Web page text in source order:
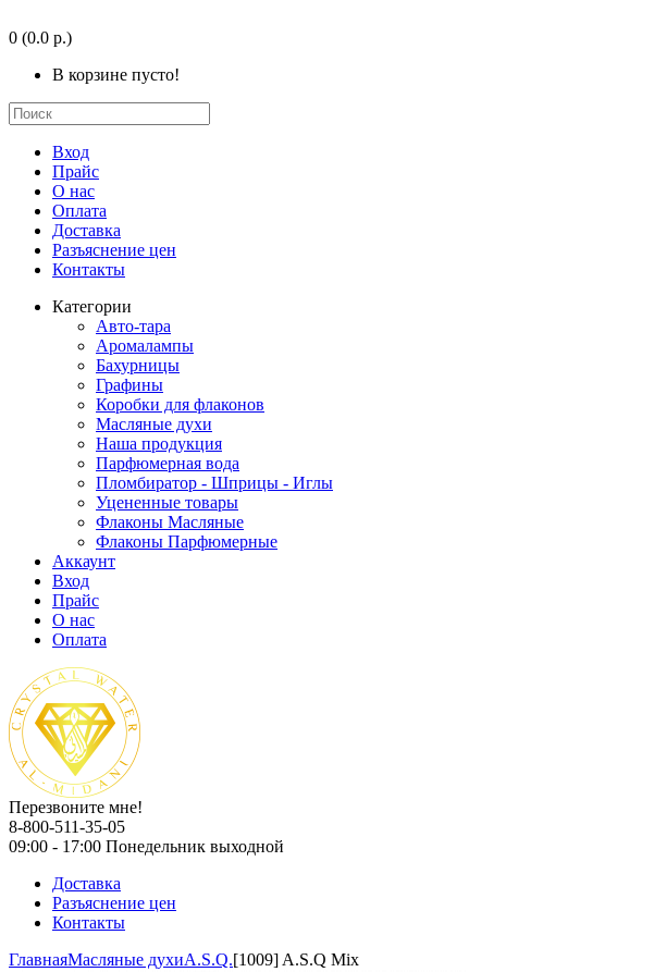
0 (0.0 р.)
В корзине пусто!
Вход
Прайс
О нас
Оплата
Доставка
Разъяснение цен
Контакты
Категории
Авто-тара
Аромалампы
Бахурницы
Графины
Коробки для флаконов
Масляные духи
Наша продукция
Парфюмерная вода
Пломбиратор - Шприцы - Иглы
Уцененные товары
Флаконы Масляные
Флаконы Парфюмерные
Аккаунт
Вход
Прайс
О нас
Оплата
Перезвоните мне!
8-800-511-35-05
09:00 - 17:00 Понедельник выходной
Доставка
Разъяснение цен
Контакты
ГлавнаяМасляные духиA.S.Q.[1009] A.S.Q Mix